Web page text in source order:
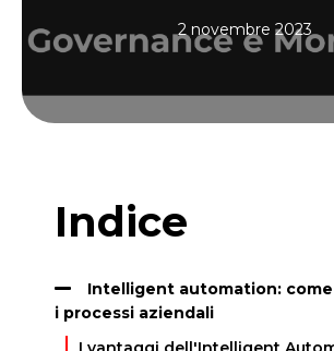
2 novembre 2023
Indice
Intelligent automation:
i processi aziendali